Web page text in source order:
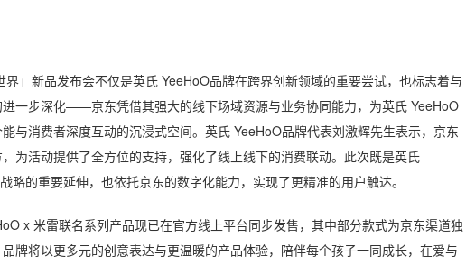
界」新品发布会不仅是英氏 YeeHoO品牌在跨界创新领域的重要尝试，也标志着与
进一步深化——京东凭借其强大的线下场域资源与业务协同能力，为英氏 YeeHoO
与消费者深度互动的沉浸式空间。英氏 YeeHoO品牌代表刘激辉先生表示，京东
为活动提供了全方位的支持，强化了线上线下的消费联动。此次既是英氏
略的重要延伸，也依托京东的数字化能力，实现了更精准的用户触达。
x 米雷联名系列产品现已在官方线上平台同步发售，其中部分款式为京东渠道独
牌将以更多元的创意表达与更温暖的产品体验，陪伴每个孩子一同成长，在爱与